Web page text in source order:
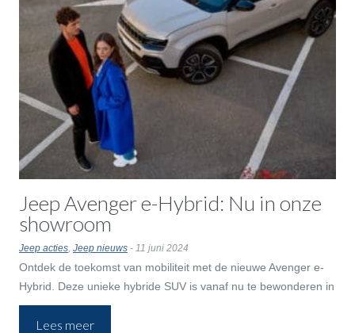
Jeep Avenger e-Hybrid: Nu in onze
showroom
Jeep acties, Jeep nieuws- 11 juni 2024
Ontdek de toekomst van mobiliteit met de nieuwe Avenger e-
Hybrid. Deze unieke hybride SUV is vanaf nu te bewonderen in
onze showroom.
Lees meer